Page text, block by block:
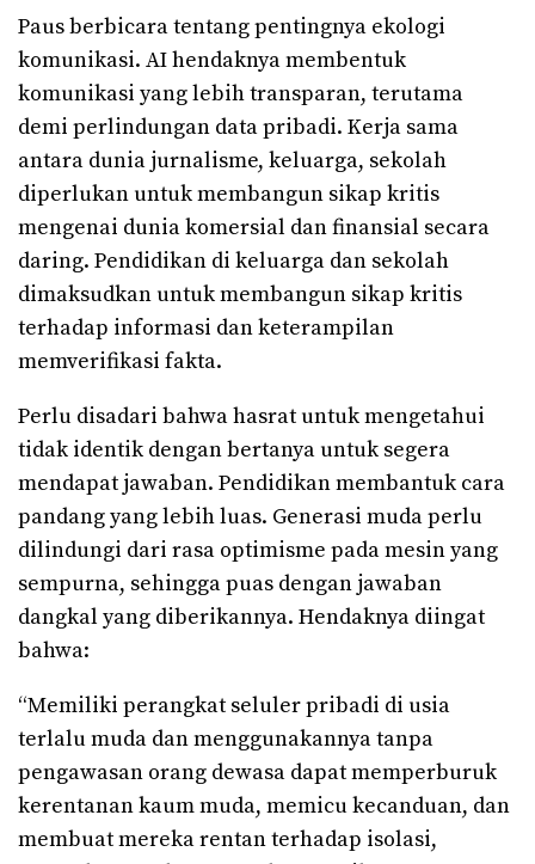
Paus berbicara tentang pentingnya ekologi
komunikasi. AI hendaknya membentuk
komunikasi yang lebih transparan, terutama
demi perlindungan data pribadi. Kerja sama
antara dunia jurnalisme, keluarga, sekolah
diperlukan untuk membangun sikap kritis
mengenai dunia komersial dan finansial secara
daring. Pendidikan di keluarga dan sekolah
dimaksudkan untuk membangun sikap kritis
terhadap informasi dan keterampilan
memverifikasi fakta.
Perlu disadari bahwa hasrat untuk mengetahui
tidak identik dengan bertanya untuk segera
mendapat jawaban. Pendidikan membantuk cara
pandang yang lebih luas. Generasi muda perlu
dilindungi dari rasa optimisme pada mesin yang
sempurna, sehingga puas dengan jawaban
dangkal yang diberikannya. Hendaknya diingat
bahwa:
“Memiliki perangkat seluler pribadi di usia
terlalu muda dan menggunakannya tanpa
pengawasan orang dewasa dapat memperburuk
kerentanan kaum muda, memicu kecanduan, dan
membuat mereka rentan terhadap isolasi,